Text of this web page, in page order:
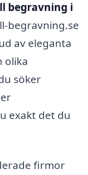
begravning i
begravning.se
av eleganta
olika
söker
exakt det du
firmor